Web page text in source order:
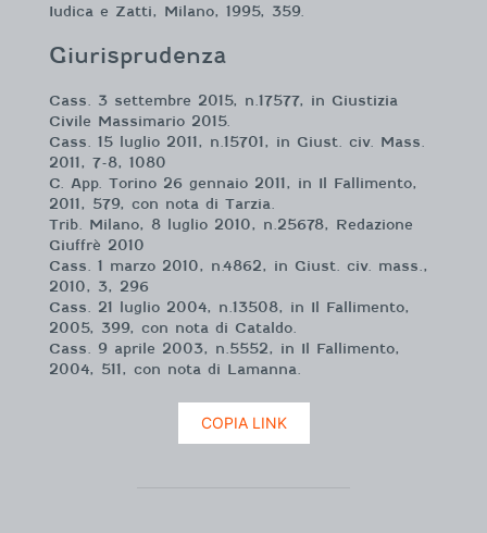
Iudica e Zatti, Milano, 1995, 359.
Giurisprudenza
Cass. 3 settembre 2015, n.17577, in Giustizia
Civile Massimario 2015.
Cass. 15 luglio 2011, n.15701, in Giust. civ. Mass.
2011, 7-8, 1080
C. App. Torino 26 gennaio 2011, in Il Fallimento,
2011, 579, con nota di Tarzia.
Trib. Milano, 8 luglio 2010, n.25678, Redazione
Giuffrè 2010
Cass. 1 marzo 2010, n.4862, in Giust. civ. mass.,
2010, 3, 296
Cass. 21 luglio 2004, n.13508, in Il Fallimento,
2005, 399, con nota di Cataldo.
Cass. 9 aprile 2003, n.5552, in Il Fallimento,
2004, 511, con nota di Lamanna.
COPIA LINK